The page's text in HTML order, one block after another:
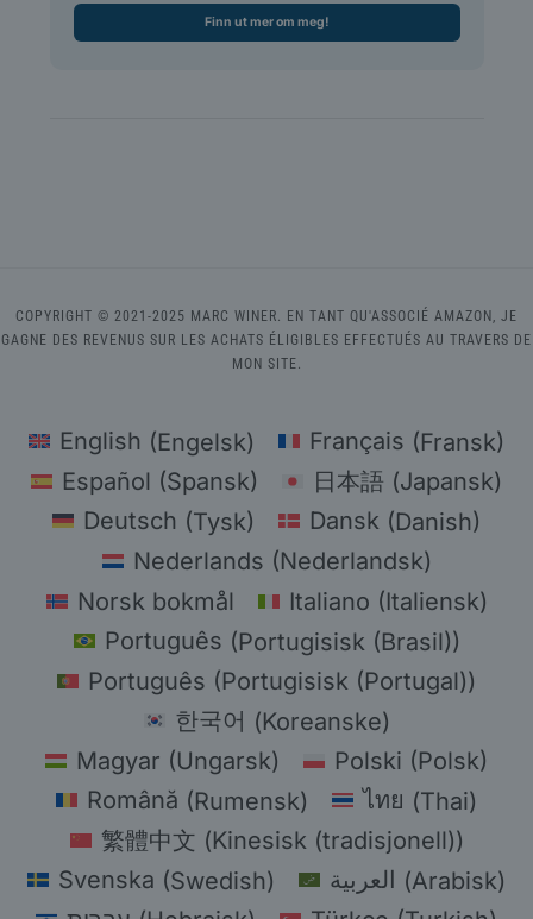
Finn ut mer om meg!
COPYRIGHT © 2021-2025 MARC WINER. EN TANT QU'ASSOCIÉ AMAZON, JE
GAGNE DES REVENUS SUR LES ACHATS ÉLIGIBLES EFFECTUÉS AU TRAVERS DE
MON SITE.
English (Engelsk) Français (Fransk)
Español (Spansk) 日本語 (Japansk)
Deutsch (Tysk) Dansk (Danish)
Nederlands (Nederlandsk)
Norsk bokmål
Italiano (Italiensk)
Português (Portugisisk (Brasil))
Português (Portugisisk (Portugal))
한국어 (Koreanske)
Magyar (Ungarsk) Polski (Polsk)
Română (Rumensk) ไทย (Thai)
繁體中文 (Kinesisk (tradisjonell))
Svenska (Swedish) العربية (Arabisk)